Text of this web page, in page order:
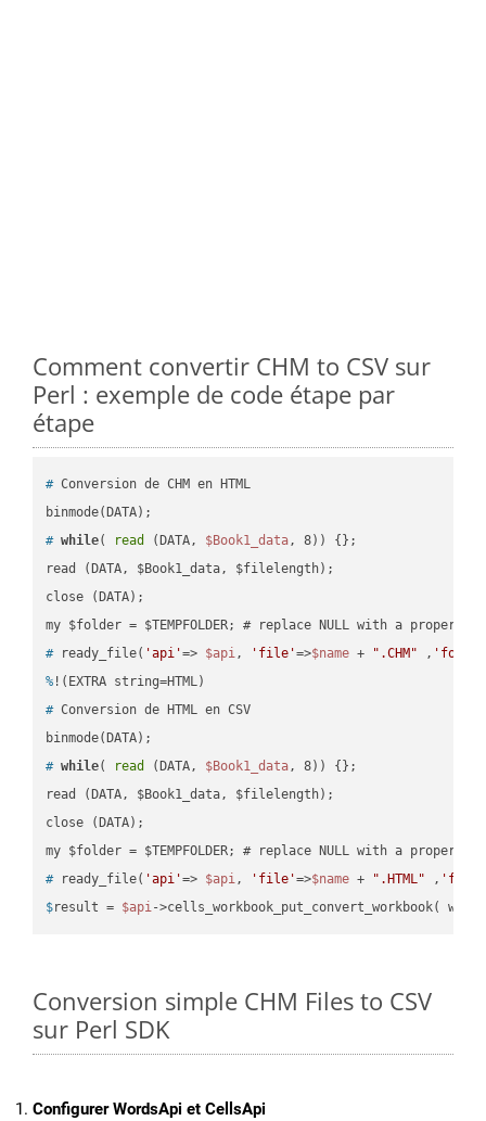
Comment convertir CHM to CSV sur
Perl : exemple de code étape par
étape
# Conversion de CHM en HTML
# while( read (DATA, $Book1_data, 8)) {};
read (DATA, $Book1_data, $filelength);
close (DATA);
# ready_file( 'api'=> $api, 'file'=>$name + ".CHM" ,
% !(EXTRA string=HTML)
# Conversion de HTML en CSV
# while( read (DATA, $Book1_data, 8)) {};
read (DATA, $Book1_data, $filelength);
close (DATA);
# ready_file( 'api'=> $api, 'file'=>$name + ".HTML" ,
$result = $api->cells_workbook_put_convert_workbook(
Conversion simple CHM Files to CSV
sur Perl SDK
Configurer WordsApi et CellsApi